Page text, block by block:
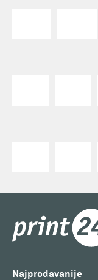
Najprodavanije